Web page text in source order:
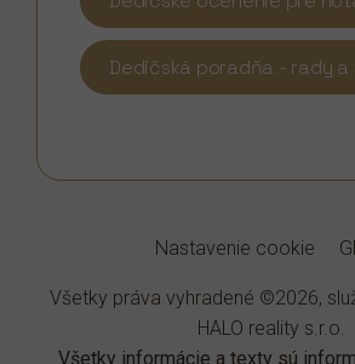
Dedičská poradňa - rady a
Všetky práva vyhradené ©2026,
HALO reality s.r.o.
Všetky informácie a texty sú
Nastavenie cookie